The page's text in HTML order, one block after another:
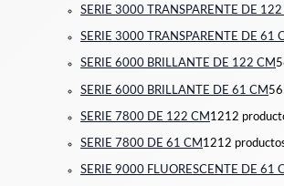
SERIE 3000 TRANSPARENTE DE 122
SERIE 3000 TRANSPARENTE DE 61
SERIE 6000 BRILLANTE DE 122 CM
SERIE 6000 BRILLANTE DE 61 CM 56
SERIE 7800 DE 122 CM 1212
SERIE 7800 DE 61 CM 1212
SERIE 9000 FLUORESCENTE DE 61